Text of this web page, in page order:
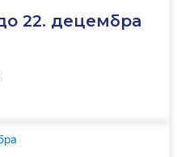
22. децембра